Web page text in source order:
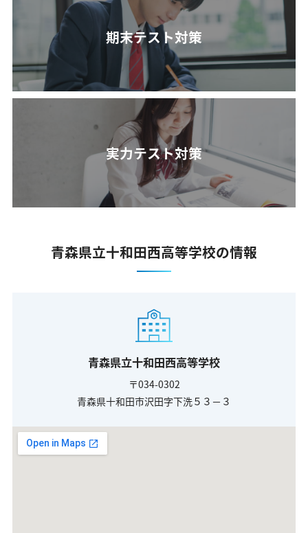
期末テスト対策
実力テスト対策
青森県立十和田西高等学校の情報
青森県立十和田西高等学校
〒034-0302
青森県十和田市沢田字下洗５３－３